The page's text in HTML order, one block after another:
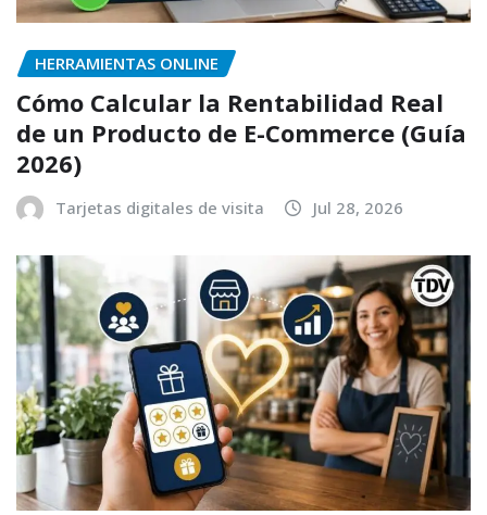
HERRAMIENTAS ONLINE
Cómo Calcular la Rentabilidad Real
de un Producto de E-Commerce (Guía
2026)
Tarjetas digitales de visita Jul 28, 2026